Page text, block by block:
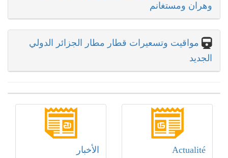
وهران ومستغانم
مواقيت وتسعيرات قطار مطار الجزائر الدولي
الجديد
Actualité الأخبار